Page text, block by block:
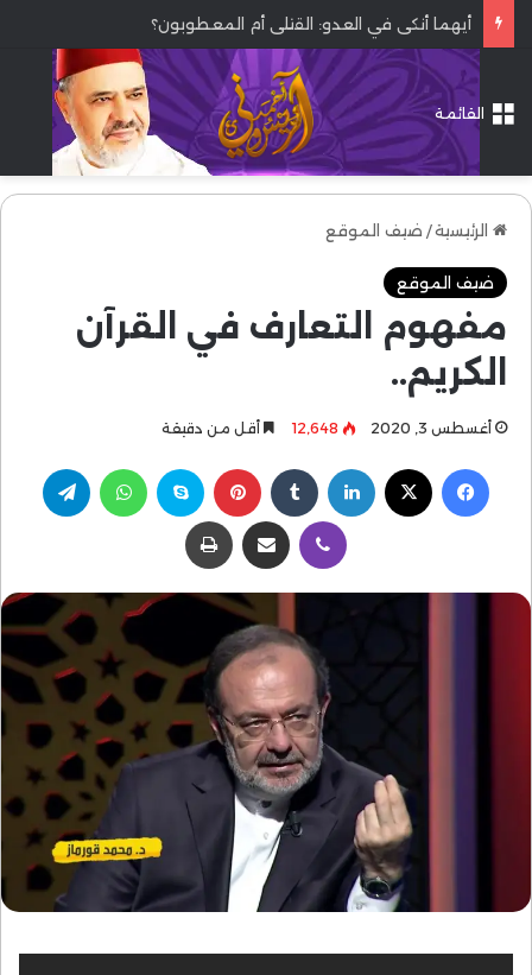
أيهما أنكى في العدو: القتلى أم المعطوبون؟
القائمة
الرئيسية/ ضيف الموقع
ضيف الموقع
مفهوم التعارف في القرآن
الكريم..
أغسطس 3, 2020 12٬648 أقل من دقيقة
فيسبوك لينكدإن بينتيريست سكايب واتساب
ڤايبر مشاركة عبر البريد طباعة